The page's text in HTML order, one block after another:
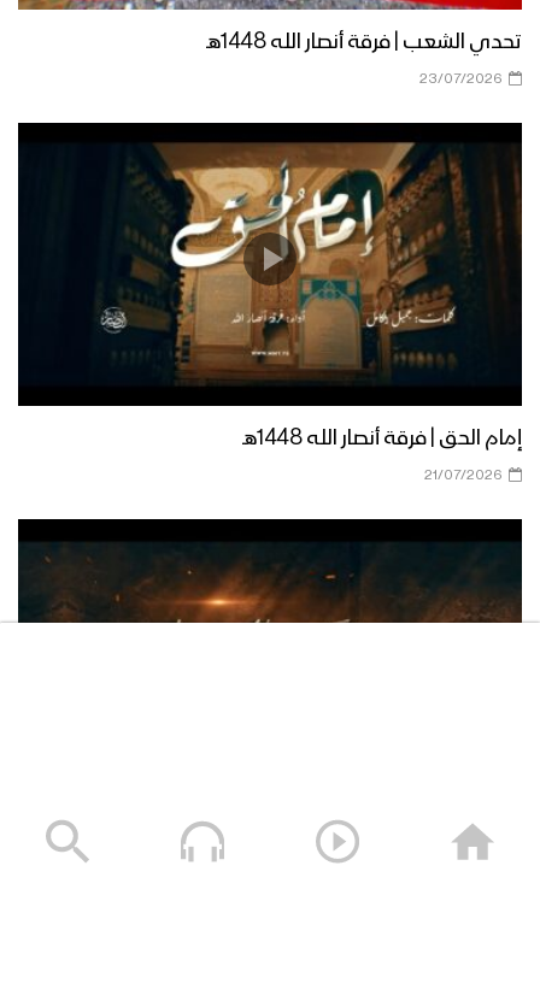
نشيد شهر الإحسان – فرقة المصطفى
1444هـ
1444هـ
دعاء خواتم الخير – فرقة أنصار الله 1444هـ
ميادين الجهاد – الحلقة الرمضانية الثانية من
جبهات الجوف – 1444هـ
1444هـ
نشيد يا مولانا – فرقة الشهيد القائد 1444هـ
نشيد يارب يارحمن – فرقة الشهيد الصماد
تحدي الشعب | فرقة أنصار الله 1448هـ
23/07/2026
إمام الحق | فرقة أنصار الله 1448هـ
21/07/2026
فلاشة سنكسر الحصار – فرقة أنصار الله 1448هـ